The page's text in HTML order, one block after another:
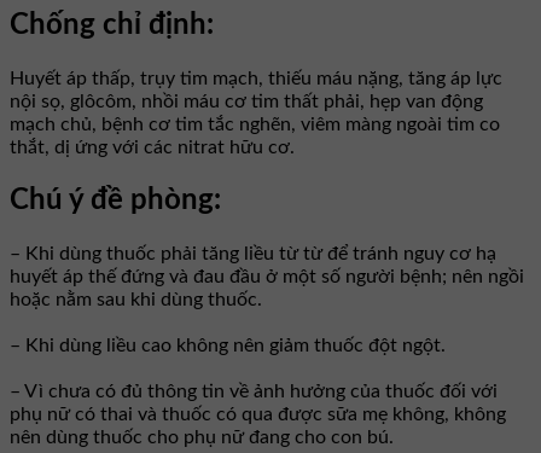
Chống chỉ định:
Huyết áp thấp, trụy tim mạch, thiếu máu nặng, tăng áp lực
nội sọ, glôcôm, nhồi máu cơ tim thất phải, hẹp van động
mạch chủ, bệnh cơ tim tắc nghẽn, viêm màng ngoài tim co
thắt, dị ứng với các nitrat hữu cơ.
Chú ý đề phòng:
– Khi dùng thuốc phải tăng liều từ từ để tránh nguy cơ hạ
huyết áp thế đứng và đau đầu ở một số người bệnh; nên ngồi
hoặc nằm sau khi dùng thuốc.
– Khi dùng liều cao không nên giảm thuốc đột ngột.
– Vì chưa có đủ thông tin về ảnh hưởng của thuốc đối với
phụ nữ có thai và thuốc có qua được sữa mẹ không, không
nên dùng thuốc cho phụ nữ đang cho con bú.